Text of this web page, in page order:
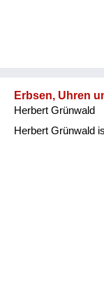
Erbsen, Uhren
Herbert Grünwald
Herbert Grünwald